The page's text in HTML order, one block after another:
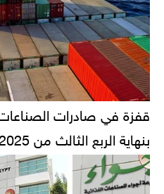
بنهاية الربع الثالث من 2025